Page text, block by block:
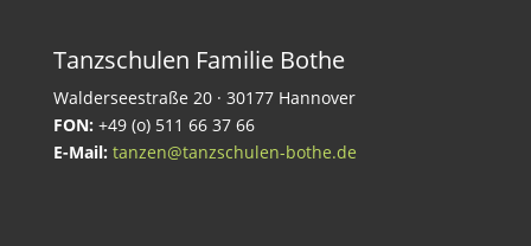
Tanzschulen Familie Bothe
Walderseestraße 20 · 30177 Hannover
FON: +49 (o) 511 66 37 66
E-Mail: tanzen@tanzschulen-bothe.de